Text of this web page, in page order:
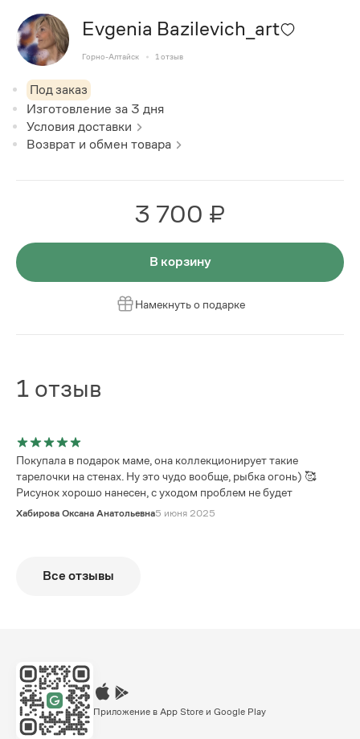
Evgenia Bazilevich_art
Горно-Алтайск 1 отзыв
Под заказ
Изготовление за 3 дня
Условия доставки
Возврат и обмен товара
3 700 ₽
В корзину
Намекнуть о подарке
1 отзыв
Покупала в подарок маме, она коллекционирует такие
тарелочки на стенах. Ну это чудо вообще, рыбка огонь) 🥰
Рисунок хорошо нанесен, с уходом проблем не будет
Хабирова Оксана Анатольевна5 июня 2025
Все отзывы
Приложение в App Store и Google Play